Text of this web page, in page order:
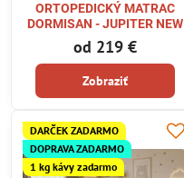
ORTOPEDICKÝ MATRAC
DORMISAN - JUPITER NEW
od 219 €
Zobraziť
DARČEK ZADARMO
DOPRAVA ZADARMO
1 kg kávy zadarmo